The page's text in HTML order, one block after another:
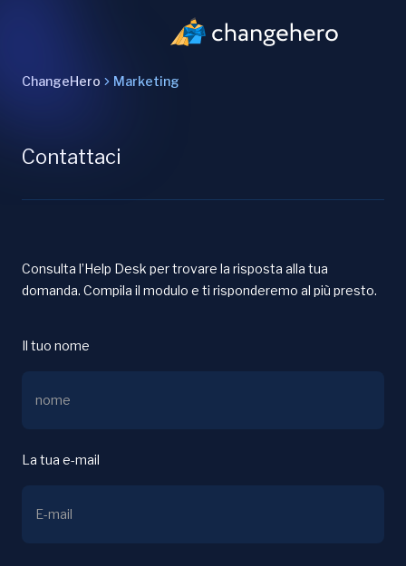
ChangeHero Marketing
Contattaci
Consulta l’Help Desk per trovare la risposta alla tua
domanda. Compila il modulo e ti risponderemo al più presto.
Il tuo nome
La tua e-mail